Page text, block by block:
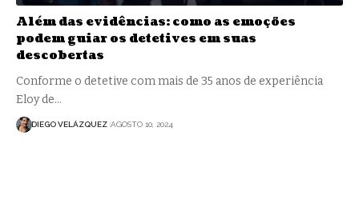
Além das evidências: como as emoções
podem guiar os detetives em suas
descobertas
Conforme o detetive com mais de 35 anos de experiência
Eloy de…
DIEGO VELÁZQUEZ AGOSTO 10, 2024